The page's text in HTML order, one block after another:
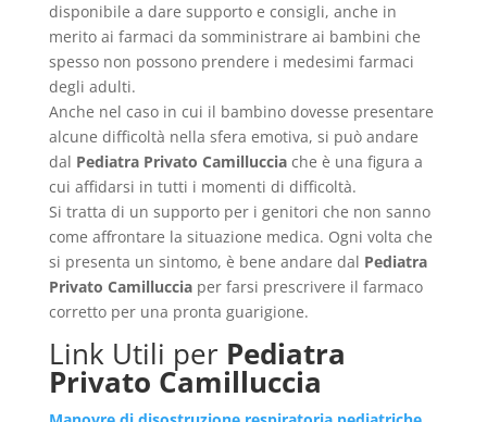
disponibile a dare supporto e consigli, anche in
merito ai farmaci da somministrare ai bambini che
spesso non possono prendere i medesimi farmaci
degli adulti.
Anche nel caso in cui il bambino dovesse presentare
alcune difficoltà nella sfera emotiva, si può andare
dal Pediatra Privato Camillucciache è una figura a
cui affidarsi in tutti i momenti di difficoltà.
Si tratta di un supporto per i genitori che non sanno
come affrontare la situazione medica. Ogni volta che
si presenta un sintomo, è bene andare dal Pediatra
Privato Camillucciaper farsi prescrivere il farmaco
corretto per una pronta guarigione.
Link Utili per Pediatra
Privato Camilluccia